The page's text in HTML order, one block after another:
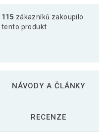
115 zákazníků zakoupilo
tento produkt
NÁVODY A ČLÁNKY
RECENZE